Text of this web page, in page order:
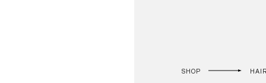
SHOP